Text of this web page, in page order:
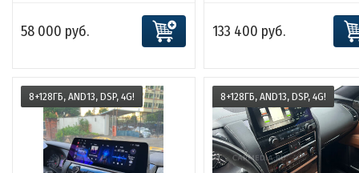
58 000 руб. 133 400 руб.
8+128ГБ, AND13, DSP, 4G! 8+128ГБ, AND13, DSP, 4G!